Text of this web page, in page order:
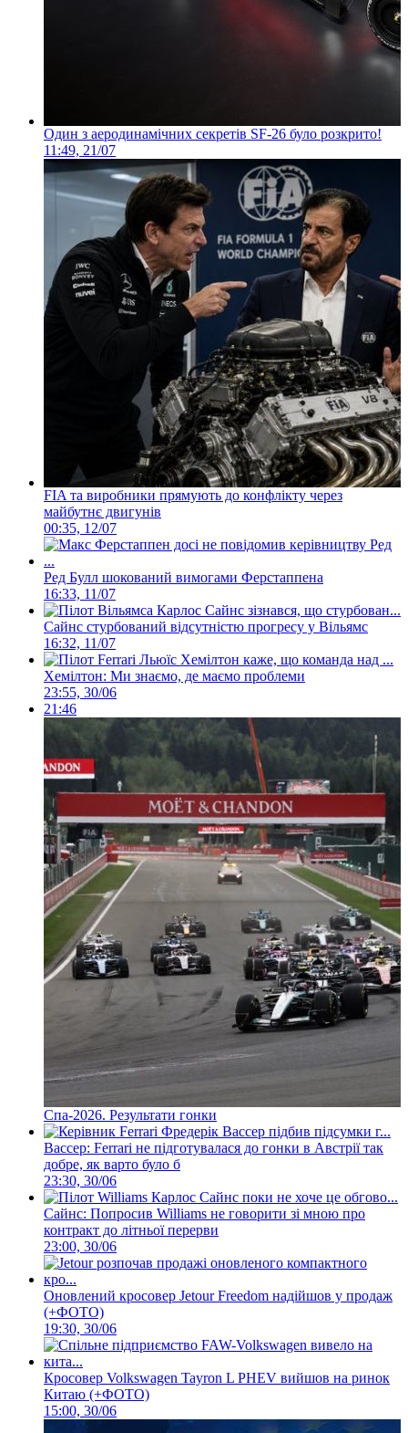
Один з аеродинамічних секретів SF-26 було розкрито!
11:49, 21/07
FIA та виробники прямують до конфлікту через
майбутнє двигунів
00:35, 12/07
Ред Булл шокований вимогами Ферстаппена
16:33, 11/07
Сайнс стурбований відсутністю прогресу у Вільямс
16:32, 11/07
Хемілтон: Ми знаємо, де маємо проблеми
23:55, 30/06
21:46
Спа-2026. Результати гонки
Вассер: Ferrari не підготувалася до гонки в Австрії так
добре, як варто було б
23:30, 30/06
Сайнс: Попросив Williams не говорити зі мною про
контракт до літньої перерви
23:00, 30/06
Оновлений кросовер Jetour Freedom надійшов у продаж
(+ФОТО)
19:30, 30/06
Кросовер Volkswagen Tayron L PHEV вийшов на ринок
Китаю (+ФОТО)
15:00, 30/06